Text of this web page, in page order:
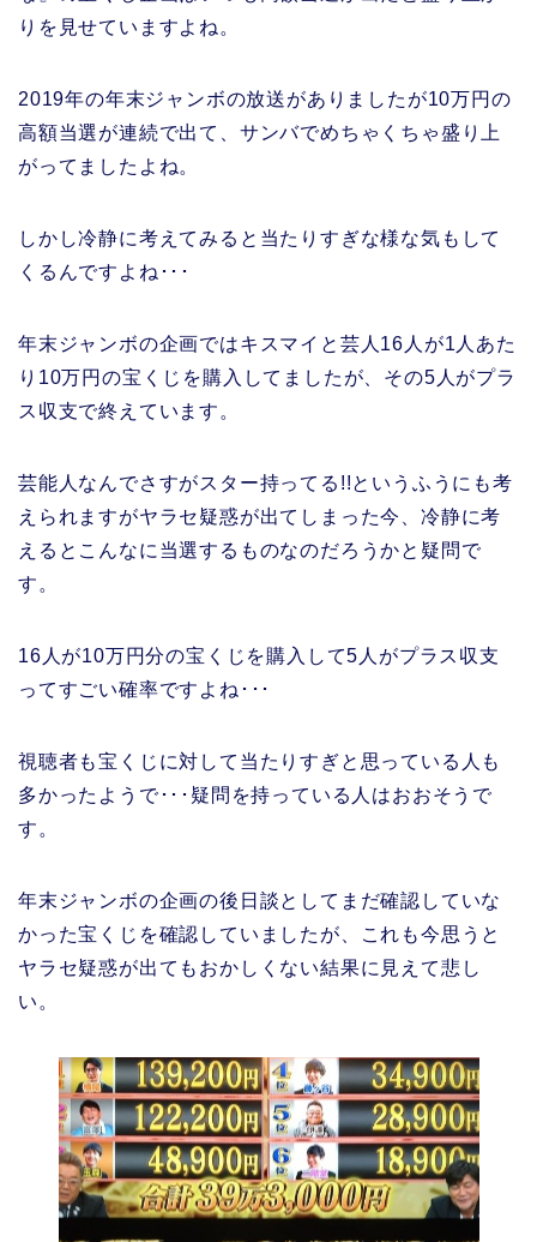
りを見せていますよね。
2019年の年末ジャンボの放送がありましたが10万円の
高額当選が連続で出て、サンバでめちゃくちゃ盛り上
がってましたよね。
しかし冷静に考えてみると当たりすぎな様な気もして
くるんですよね･･･
年末ジャンボの企画ではキスマイと芸人16人が1人あた
り10万円の宝くじを購入してましたが、その5人がプラ
ス収支で終えています。
芸能人なんでさすがスター持ってる!!というふうにも考
えられますがヤラセ疑惑が出てしまった今、冷静に考
えるとこんなに当選するものなのだろうかと疑問で
す。
16人が10万円分の宝くじを購入して5人がプラス収支
ってすごい確率ですよね･･･
視聴者も宝くじに対して当たりすぎと思っている人も
多かったようで･･･疑問を持っている人はおおそうで
す。
年末ジャンボの企画の後日談としてまだ確認していな
かった宝くじを確認していましたが、これも今思うと
ヤラセ疑惑が出てもおかしくない結果に見えて悲し
い。